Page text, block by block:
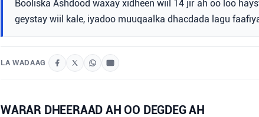
Booliska Ashdood waxay xidheen wiil 14 jir ah oo loo
geystay wiil kale, iyadoo muuqaalka dhacdada lagu
LA WADAAG
WARAR DHEERAAD AH OO DEGDEG AH